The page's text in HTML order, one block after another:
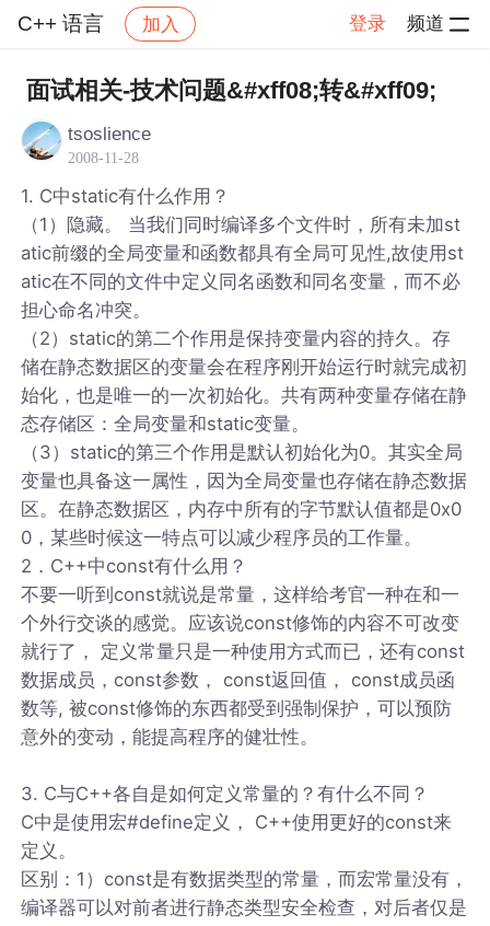
C++ 语言 加入 登录 频道
社区 C++ 语言 帖子详情
面试相关-技术问题&#xff08;转&#xff09;
tsoslience
2008-11-28
1. C中static有什么作用？
（1）隐藏。 当我们同时编译多个文件时，所有未加st
atic前缀的全局变量和函数都具有全局可见性,故使用st
atic在不同的文件中定义同名函数和同名变量，而不必
担心命名冲突。
（2）static的第二个作用是保持变量内容的持久。存
储在静态数据区的变量会在程序刚开始运行时就完成初
始化，也是唯一的一次初始化。共有两种变量存储在静
态存储区：全局变量和static变量。
（3）static的第三个作用是默认初始化为0。其实全局
变量也具备这一属性，因为全局变量也存储在静态数据
区。在静态数据区，内存中所有的字节默认值都是0x0
0，某些时候这一特点可以减少程序员的工作量。
2．C++中const有什么用？
不要一听到const就说是常量，这样给考官一种在和一
个外行交谈的感觉。应该说const修饰的内容不可改变
就行了， 定义常量只是一种使用方式而已，还有const
数据成员，const参数， const返回值， const成员函
数等, 被const修饰的东西都受到强制保护，可以预防
意外的变动，能提高程序的健壮性。
3. C与C++各自是如何定义常量的？有什么不同？
C中是使用宏#define定义， C++使用更好的const来
定义。
区别：1）const是有数据类型的常量，而宏常量没有，
编译器可以对前者进行静态类型安全检查，对后者仅是